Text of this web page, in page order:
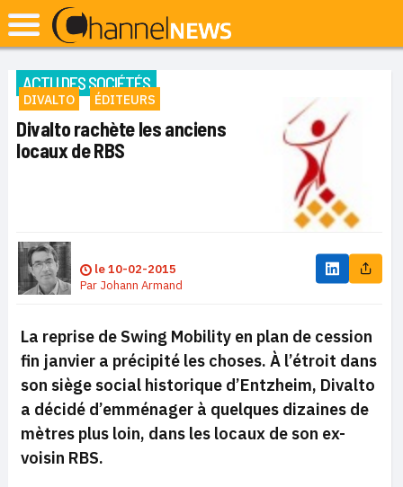
ACTU DES SOCIÉTÉS
DIVALTO ÉDITEURS
Divalto rachète les anciens
locaux de RBS
le10-02-2015
Par Johann Armand
La reprise de Swing Mobility en plan de cession
fin janvier a précipité les choses. À l’étroit dans
son siège social historique d’Entzheim, Divalto
a décidé d’emménager à quelques dizaines de
mètres plus loin, dans les locaux de son ex-
voisin RBS.